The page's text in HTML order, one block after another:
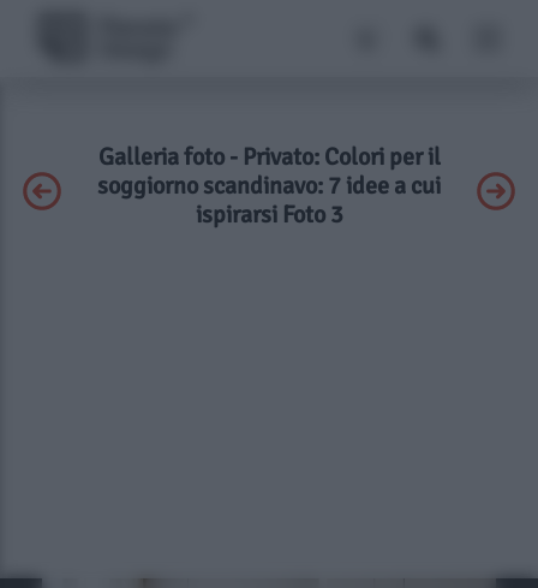
Galleria foto - Privato: Colori per il
soggiorno scandinavo: 7 idee a cui
ispirarsi Foto 3